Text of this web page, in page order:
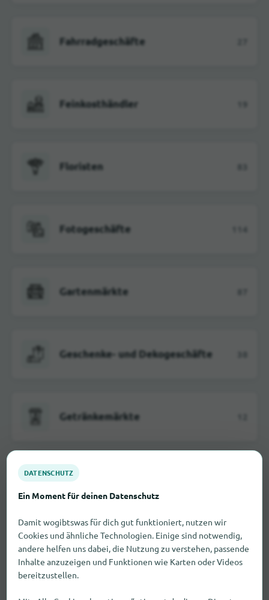
Fahrradgeschäfte
Feinkosthändler 19
Floristen 83
Fotogeschäfte 114
Gartenmärkte 87
Geschenke- und Dekogeschäfte 38
Getränkemärkte
Haushaltswarengeschäfte
Hörakustiker 97
DATENSCHUTZ
Ein Moment für deinen Datenschutz
Damit wogibtswas für dich gut funktioniert, nutzen wir
Cookies und ähnliche Technologien. Einige sind notwendig,
andere helfen uns dabei, die Nutzung zu verstehen, passende
Inhalte anzuzeigen und Funktionen wie Karten oder Videos
bereitzustellen.